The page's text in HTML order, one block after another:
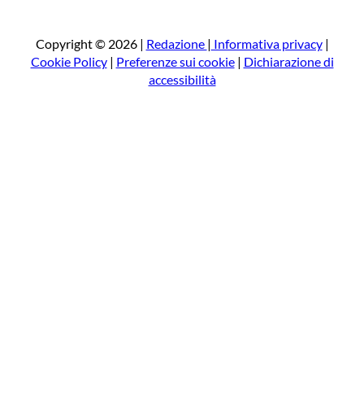
a
Copyright © 2026 | Redazione | Informativa privacy|
Cookie Policy| Preferenze sui cookie| Dichiarazione di
accessibilità